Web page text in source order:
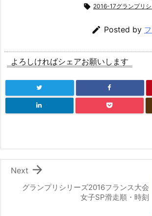
 2016-17グランプリ
 Posted by
よろしければシェアお願いします
グランプリシリーズ2016フランス大会
女子SP滑走順・時刻

Next